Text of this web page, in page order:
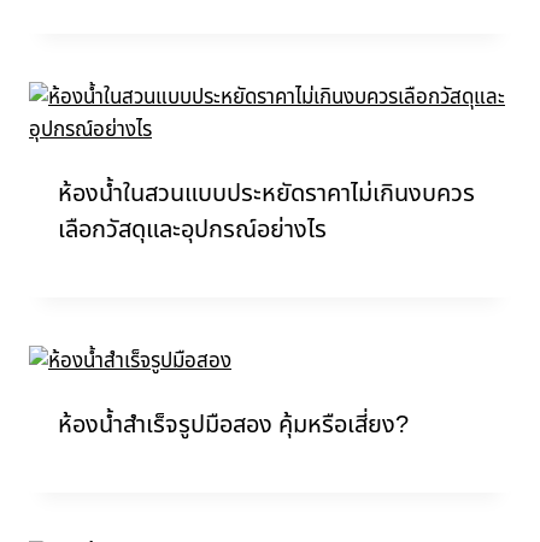
ห้องน้ำในสวนแบบประหยัดราคาไม่เกินงบควร
เลือกวัสดุและอุปกรณ์อย่างไร
ห้องน้ำสำเร็จรูปมือสอง คุ้มหรือเสี่ยง?